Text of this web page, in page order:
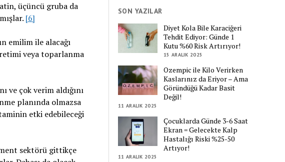
üçüncü gruba da
[6]
emilim ile alacağı
veya toparlanma
ve çok verim aldığını
planında olmazsa
etki edebileceği
sektörü gittikçe
SON YAZILAR
Diyet Kola Bile Karaciğeri
Tehdit Ediyor: Günde 1
Kutu %60 Risk Artırıyor!
15 ARALIK 2025
Ozempic ile Kilo Verirken
Kaslarınız da Eriyor – Ama
Göründüğü Kadar Basit
Değil!
11 ARALIK 2025
Çocuklarda Günde 3-6 Saat
Ekran = Gelecekte Kalp
Hastalığı Riski %25-50
Artıyor!
11 ARALIK 2025